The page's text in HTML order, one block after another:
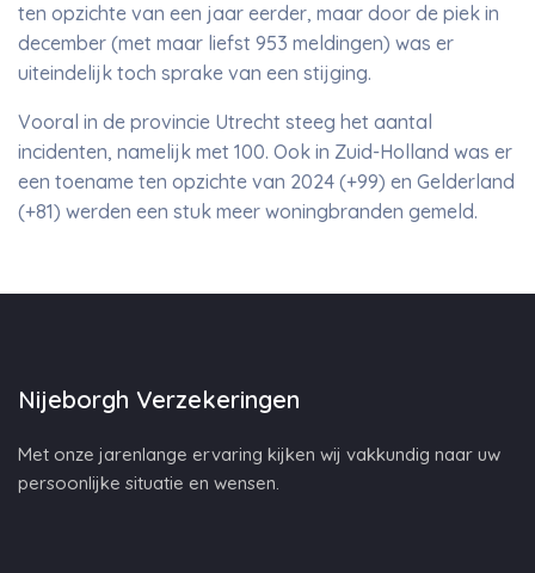
ten opzichte van een jaar eerder, maar door de piek in
december (met maar liefst 953 meldingen) was er
uiteindelijk toch sprake van een stijging.
Vooral in de provincie Utrecht steeg het aantal
incidenten, namelijk met 100. Ook in Zuid-Holland was er
een toename ten opzichte van 2024 (+99) en Gelderland
(+81) werden een stuk meer woningbranden gemeld.
Nijeborgh Verzekeringen
Met onze jarenlange ervaring kijken wij vakkundig naar uw
persoonlijke situatie en wensen.